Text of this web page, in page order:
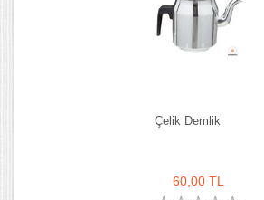
Çelik Demlik
60,00 TL